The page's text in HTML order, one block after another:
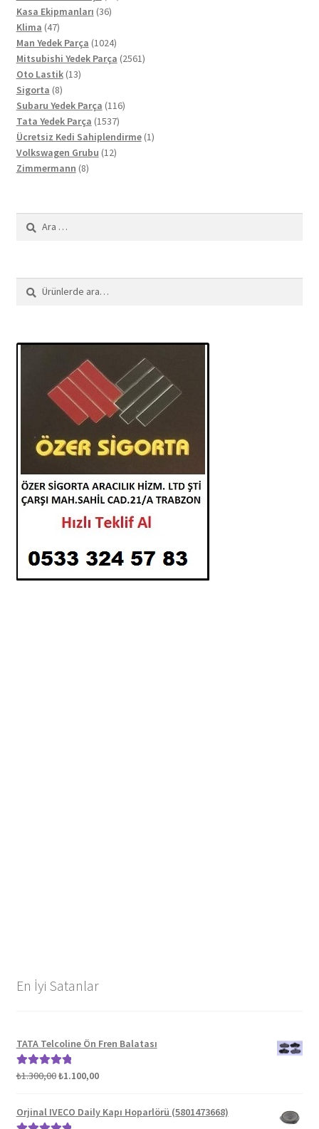
Kasa Ekipmanları 3636
Klima 4747
ürün
Man Yedek Parça 10241024
ürün
Mitsubishi Yedek Parça 25612561
Oto Lastik 1313
Sigorta 88
ürün
Subaru Yedek Parça 116116
Tata Yedek Parça 15371537
ürün
Ücretsiz Kedi Sahiplendirme 11
Volkswagen Grubu 1212
Zimmermann 88
Ara:
Ara
En İyi Satanlar
TATA Telcoline Ön Fren Balatası
5 üzerinden
₺1.300,00Orijinal
₺1.300,00.
₺1.100,00Şu
fiyat:
₺1.100,00.
Orjinal IVECO Daily Kapı Hoparlörü (5801473668)